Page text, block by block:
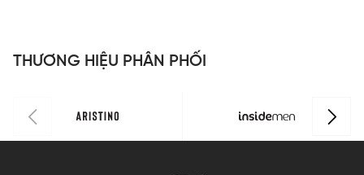
THƯƠNG HIỆU PHÂN PHỐI